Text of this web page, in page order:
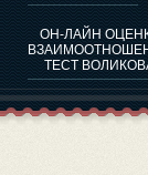
ОН-ЛАЙН
ТЕСТ